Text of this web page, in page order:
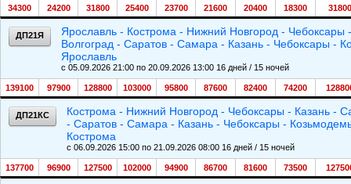
34300 24200 31800 25400 23700 21600 20400 18300 31800
ДП21Я
Ярославль - Кострома - Нижний Новгород - Чебоксары
Волгоград - Саратов - Самара - Казань - Чебоксары -
Ярославль
c 05.09.2026 21:00 по 20.09.2026 13:00 16 дней / 15 ночей
139100 97900 128800 103000 95800 87600 82400 74200
ДП21КС
Кострома - Нижний Новгород - Чебоксары - Казань -
- Саратов - Самара - Казань - Чебоксары -
Кострома
c 06.09.2026 15:00 по 21.09.2026 08:00 16 дней / 15 ночей
137700 96900 127500 102000 94900 86700 81600 73500